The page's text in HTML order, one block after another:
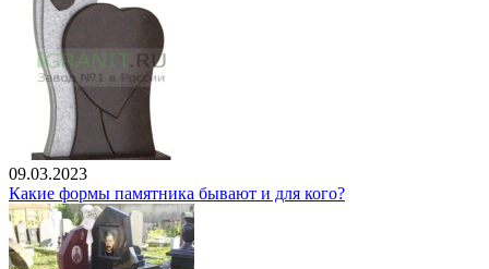
09.03.2023
Какие формы памятника бывают и для кого?